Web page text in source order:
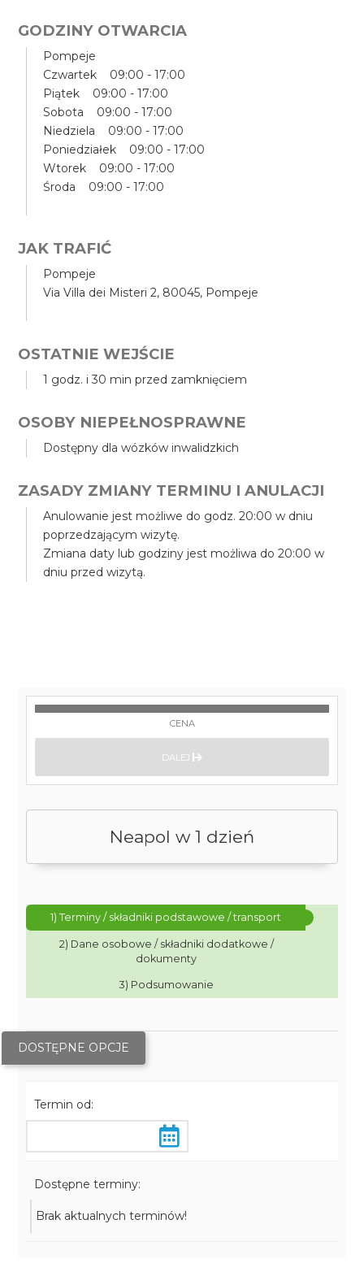
GODZINY OTWARCIA
Pompeje
Czwartek 09:00 - 17:00
Piątek 09:00 - 17:00
Sobota 09:00 - 17:00
Niedziela 09:00 - 17:00
Poniedziałek 09:00 - 17:00
Wtorek 09:00 - 17:00
Środa 09:00 - 17:00
JAK TRAFIĆ
Pompeje
Via Villa dei Misteri 2, 80045, Pompeje
OSTATNIE WEJŚCIE
1 godz. i 30 min przed zamknięciem
OSOBY NIEPEŁNOSPRAWNE
Dostępny dla wózków inwalidzkich
ZASADY ZMIANY TERMINU I ANULACJI
Anulowanie jest możliwe do godz. 20:00 w dniu
poprzedzającym wizytę.
Zmiana daty lub godziny jest możliwa do 20:00 w
dniu przed wizytą.
Neapol w 1 dzień
1) Terminy / składniki podstawowe / transport
2) Dane osobowe / składniki dodatkowe /
dokumenty
3) Podsumowanie
DOSTĘPNE OPCJE
Termin od:
Dostępne terminy:
Brak aktualnych terminów!
CENA
DALEJ